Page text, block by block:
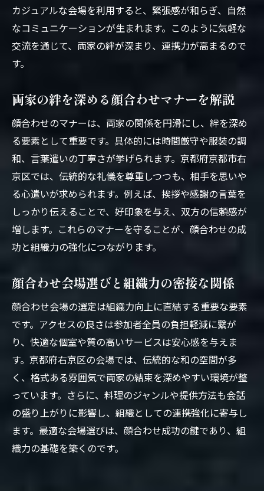
カジュアルな会場を利用すると、緊張感が和らぎ、自然
なコミュニケーションが生まれます。このように気軽な
交流を通じて、両家の絆が深まり、連携力が高まるので
す。
両家の絆を深める顔合わせマナーを解説
顔合わせのマナーは、両家の関係を円滑にし、絆を深め
る要素として重要です。具体的には時間厳守や服装の調
和、言葉遣いの丁寧さが挙げられます。京都府京都市右
京区では、伝統的な礼儀を尊重しつつも、相手を思いや
る心遣いが求められます。例えば、挨拶や感謝の言葉を
しっかり伝えることで、好印象を与え、双方の信頼感が
増します。これらのマナーを守ることが、顔合わせの成
功と組織力の強化につながります。
顔合わせ会場選びと組織力の密接な関係
顔合わせ会場の選定は組織力向上に直結する重要な要素
です。アクセスの良さは参加者全員の負担軽減に繋が
り、快適な個室や質の高いサービスは安心感を与えま
す。京都府右京区の会場では、伝統的な和の空間が多
く、格式ある雰囲気で両家の結束を深めやすい環境が整
っています。さらに、料理のジャンルや提供方法も会話
の盛り上がりに影響し、組織としての連携強化に寄与し
ます。最適な会場選びは、顔合わせ成功の鍵であり、組
織力の基礎を築くのです。